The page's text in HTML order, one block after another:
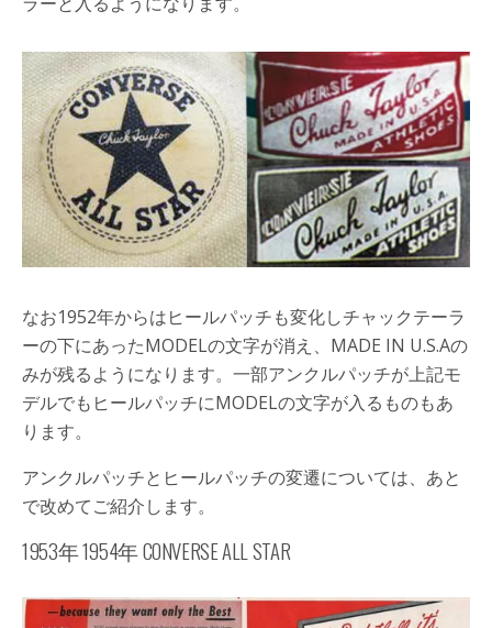
なお1952年からはヒールパッチも変化しチャックテーラ
ーの下にあったMODELの文字が消え、MADE IN U.S.Aの
みが残るようになります。一部アンクルパッチが上記モ
デルでもヒールパッチにMODELの文字が入るものもあ
ります。
アンクルパッチとヒールパッチの変遷については、あと
で改めてご紹介します。
1953年 1954年 CONVERSE ALL STAR